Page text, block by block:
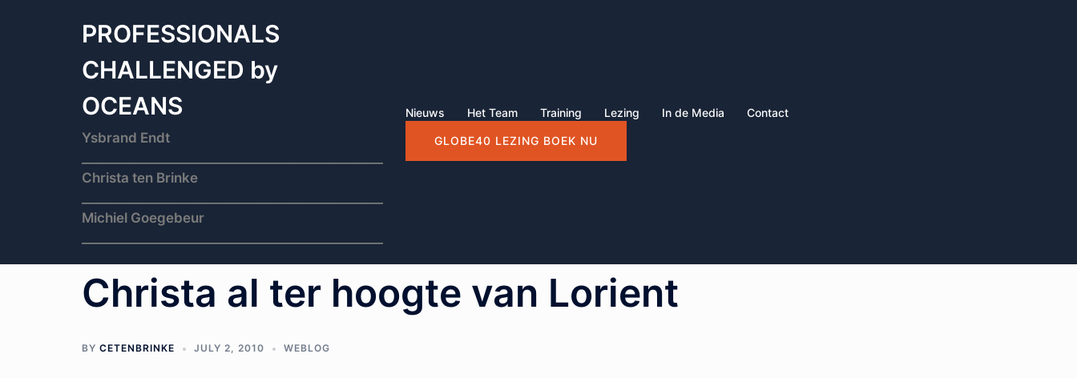
PROFESSIONALS
CHALLENGED by
OCEANS
Ysbrand Endt
Christa ten Brinke
Michiel Goegebeur
Nieuws Het Team Training Lezing In de Media Contact
GLOBE40 LEZING BOEK NU
Christa al ter hoogte van Lorient
BY CETENBRINKE JULY 2, 2010 WEBLOG